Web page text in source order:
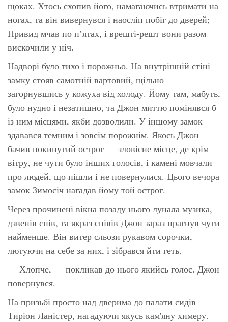
щоках. Хтось схопив його, намагаючись втримати на
ногах, та він вивернувся і наосліп побіг до дверей;
Привид мчав по п’ятах, і врешті-решт вони разом
вискочили у ніч.
Надворі було тихо і порожньо. На внутрішній стіні
замку стояв самотній вартовий, щільно
загорнувшись у кожуха від холоду. Йому там, мабуть,
було нудно і незатишно, та Джон миттю помінявся б
із ним місцями, якби дозволили. У іншому замок
здавався темним і зовсім порожнім. Якось Джон
бачив покинутий острог — зловісне місце, де крім
вітру, не чути було інших голосів, і камені мовчали
про людей, що пішли і не повернулися. Цього вечора
замок Зимосіч нагадав йому той острог.
Через прочинені вікна позаду нього лунала музика,
дзвенів спів, та якраз співів Джон зараз прагнув чути
найменше. Він витер сльози рукавом сорочки,
лютуючи на себе за них, і зібрався йти геть.
— Хлопче, — покликав до нього якийсь голос. Джон
повернувся.
На призьбі просто над дверима до палати сидів
Тиріон Ланістер, нагадуючи якусь кам'яну химеру.